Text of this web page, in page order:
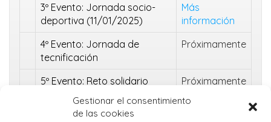
Gestionar el consentimiento
de las cookies
3º Evento: Jornada socio-
deportiva (11/01/2025)
Más
información
4º Evento: Jornada de
tecnificación
Próximamente
5º Evento: Reto solidario
Próximamente
6º Evento: Clausura del 10º
Aniversario
Próximamente